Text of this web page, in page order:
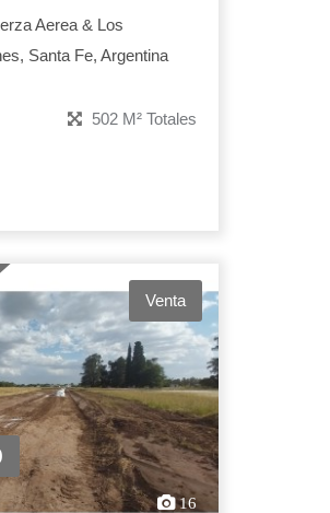
Aerea & Los
Santa Fe, Argentina
502 M² Totales
Venta
16